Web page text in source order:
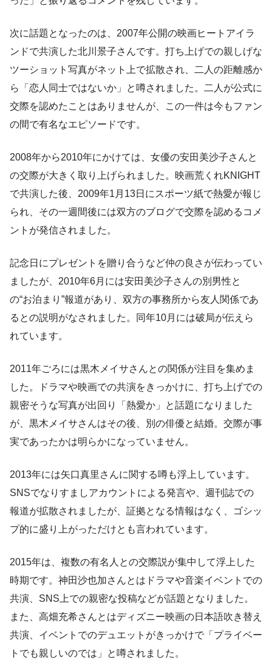
次に話題となったのは、2007年公開の映画ヒートアイラ
ンドで共演した北川景子さんです。打ち上げでの親しげな
ツーショット写真がネット上で拡散され、二人の距離感か
ら「恋人同士ではないか」と噂されました。二人が公式に
交際を認めたことはありませんが、この一件は今もファン
の間で有名なエピソードです。
2008年から2010年にかけては、女優の安田美沙子さんと
の交際が大きく取り上げられました。映画荒くれKNIGHT
で共演した後、2009年1月13日にスポーツ紙で熱愛が報じ
られ、その一週間後には双方のブログで交際を認めるコメ
ントが発信されました。
記念日にプレゼントを贈り合うなど仲の良さが伝わってい
ましたが、2010年6月には安田美沙子さんの別男性と
の“お泊まり”報道があり、双方の事務所から友人関係であ
るとの説明がなされました。同年10月には破局が伝えら
れています。
2011年ごろには黒木メイサさんとの関係が注目を集めま
した。ドラマや映画での共演をきっかけに、打ち上げでの
親密そうな写真が出回り「熱愛か」と話題になりました
が、黒木メイサさんはその後、別の俳優と結婚。交際が事
実であったかは明らかになっていません。
2013年には矢口真里さんに関する噂も浮上しています。
SNSでなりすましアカウントによる発言や、週刊誌での
報道が拡散されましたが、証拠となる情報はなく、ゴシッ
プ的に盛り上がっただけとも言われています。
2015年は、複数の有名人との交際説が集中して浮上した
時期です。神田沙也加さんとはドラマや音楽イベントでの
共演、SNS上での親密な投稿などが話題となりました。
また、高畑充希さんとはディズニー映画の日本語吹き替え
共演、イベントでのデュエットがきっかけで「プライベー
トでも親しいのでは」と噂されました。